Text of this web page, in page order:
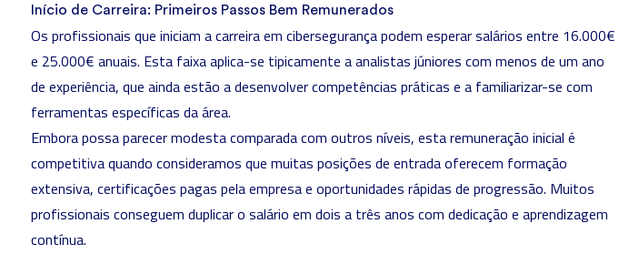
Início de Carreira: Primeiros Passos Bem Remunerados
Os profissionais que iniciam a carreira em cibersegurançapodem esperar salários entre 16.000€
e 25.000€ anuais. Esta faixa aplica-se tipicamente a analistas júniores com menos de um ano
de experiência, que ainda estão a desenvolver competências práticas e a familiarizar-se com
ferramentas específicas da área.
Embora possa parecer modesta comparada com outros níveis, esta remuneração inicial é
competitiva quando consideramos que muitas posições de entrada oferecem formação
extensiva, certificações pagas pela empresa e oportunidades rápidas de progressão. Muitos
profissionais conseguem duplicar o salário em dois a três anos com dedicação e aprendizagem
contínua.